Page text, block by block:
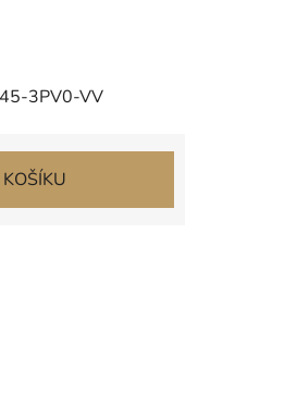
3PV0-VV